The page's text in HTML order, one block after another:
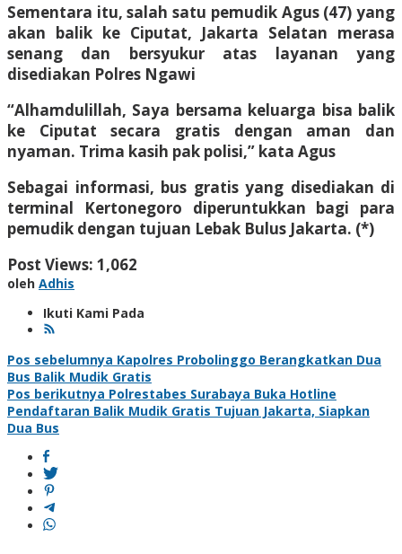
Sementara itu, salah satu pemudik Agus (47) yang
akan balik ke Ciputat, Jakarta Selatan merasa
senang dan bersyukur atas layanan yang
disediakan Polres Ngawi
“Alhamdulillah, Saya bersama keluarga bisa balik
ke Ciputat secara gratis dengan aman dan
nyaman. Trima kasih pak polisi,” kata Agus
Sebagai informasi, bus gratis yang disediakan di
terminal Kertonegoro diperuntukkan bagi para
pemudik dengan tujuan Lebak Bulus Jakarta. (*)
Post Views: 1,062
oleh Adhis
Ikuti Kami Pada
Navigasi
pos
Pos sebelumnya Kapolres Probolinggo Berangkatkan Dua
Bus Balik Mudik Gratis
Pos berikutnya Polrestabes Surabaya Buka Hotline
Pendaftaran Balik Mudik Gratis Tujuan Jakarta, Siapkan
Dua Bus